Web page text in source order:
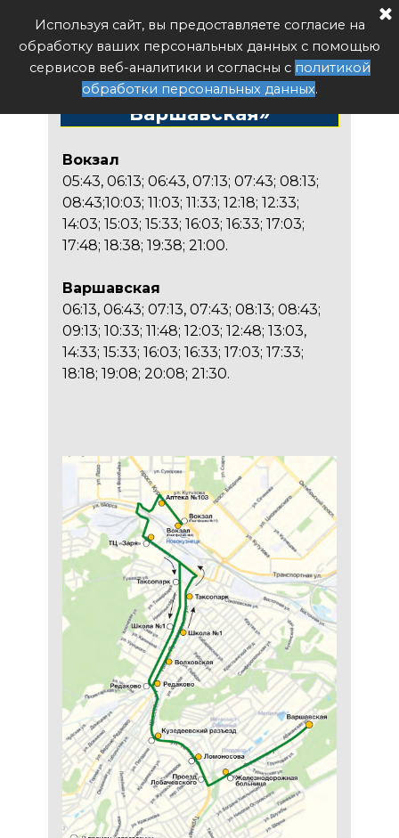
Используя сайт, вы предоставляете согласие на
обработку ваших персональных данных с помощью
сервисов веб-аналитики и согласны с политикой
обработки персональных данных.
Поиск
Расписание автобуса
№65 «Вокзал -
Варшавская»
Вокзал
05:43, 06:13; 06:43, 07:13; 07:43; 08:13;
08:43;10:03; 11:03; 11:33; 12:18; 12:33;
14:03; 15:03; 15:33; 16:03; 16:33; 17:03;
17:48; 18:38; 19:38; 21:00.
Варшавская
06:13, 06:43; 07:13, 07:43; 08:13; 08:43;
09:13; 10:33; 11:48; 12:03; 12:48; 13:03,
14:33; 15:33; 16:03; 16:33; 17:03; 17:33;
18:18; 19:08; 20:08; 21:30.